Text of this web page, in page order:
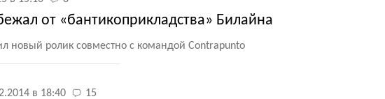
от «бантикоприкладства» Билайна
новый ролик совместно с командой Contrapunto
в 18:40 15